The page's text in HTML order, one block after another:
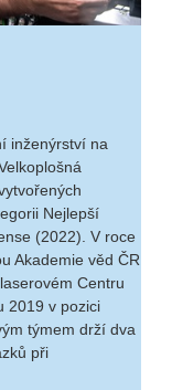
inženýrství na
Nejlepší
(2022). V roce
Akademie věd ČR
Centru
2019 v pozici
týmem drží dva
při